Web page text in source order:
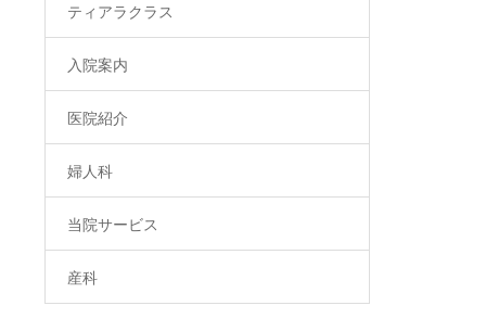
ティアラクラス
入院案内
医院紹介
婦人科
当院サービス
産科